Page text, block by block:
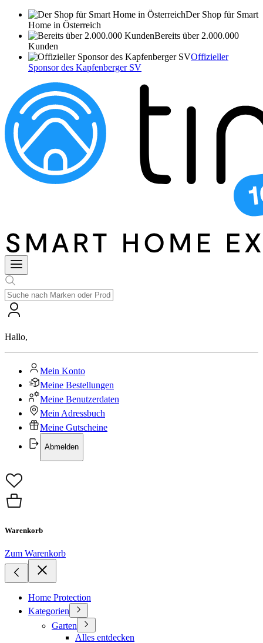
Der Shop für Smart
Home in Österreich
Bereits über 2.000.000
Kunden
Offizieller
Sponsor des Kapfenberger SV
Hallo,
Mein Konto
Meine Bestellungen
Meine Benutzerdaten
Mein Adressbuch
Meine Gutscheine
Abmelden
Warenkorb
Zum Warenkorb
Home Protection
Kategorien
Garten
Alles entdecken